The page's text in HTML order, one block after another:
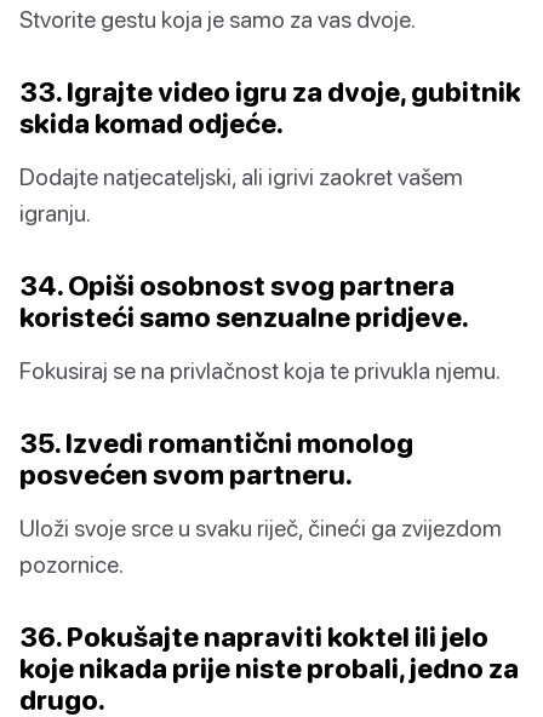
Stvorite gestu koja je samo za vas dvoje.
33. Igrajte video igru za dvoje, gubitnik
skida komad odjeće.
Dodajte natjecateljski, ali igrivi zaokret vašem
igranju.
34. Opiši osobnost svog partnera
koristeći samo senzualne pridjeve.
Fokusiraj se na privlačnost koja te privukla njemu.
35. Izvedi romantični monolog
posvećen svom partneru.
Uloži svoje srce u svaku riječ, čineći ga zvijezdom
pozornice.
36. Pokušajte napraviti koktel ili jelo
koje nikada prije niste probali, jedno za
drugo.